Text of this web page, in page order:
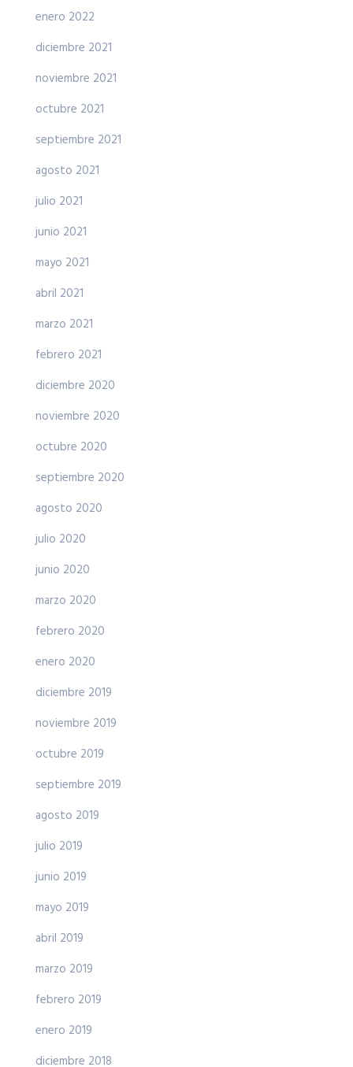
enero 2022
diciembre 2021
noviembre 2021
octubre 2021
septiembre 2021
agosto 2021
julio 2021
junio 2021
mayo 2021
abril 2021
marzo 2021
febrero 2021
diciembre 2020
noviembre 2020
octubre 2020
septiembre 2020
agosto 2020
julio 2020
junio 2020
marzo 2020
febrero 2020
enero 2020
diciembre 2019
noviembre 2019
octubre 2019
septiembre 2019
agosto 2019
julio 2019
junio 2019
mayo 2019
abril 2019
marzo 2019
febrero 2019
enero 2019
diciembre 2018